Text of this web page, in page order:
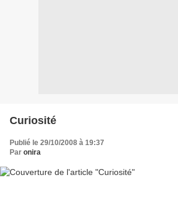
Curiosité
Publié le 29/10/2008 à 19:37
Par onira